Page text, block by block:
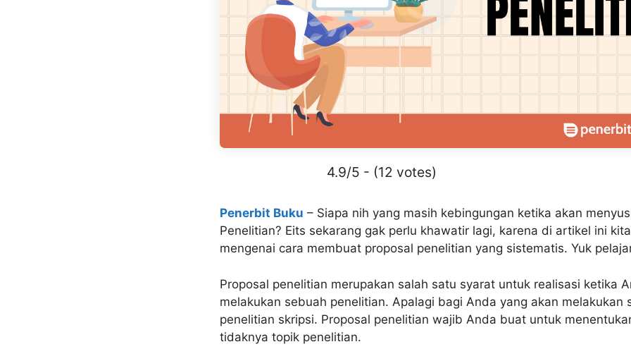
4.9/5 - (12 votes)
Penerbit Buku – Siapa nih yang masih kebingungan ketika akan
Penelitian? Eits sekarang gak perlu khawatir lagi, karena di artikel ini
mengenai cara membuat proposal penelitian yang sistematis. Yuk
Proposal penelitian merupakan salah satu syarat untuk realisasi ketika
melakukan sebuah penelitian. Apalagi bagi Anda yang akan melakukan
penelitian skripsi. Proposal penelitian wajib Anda buat untuk
tidaknya topik penelitian.